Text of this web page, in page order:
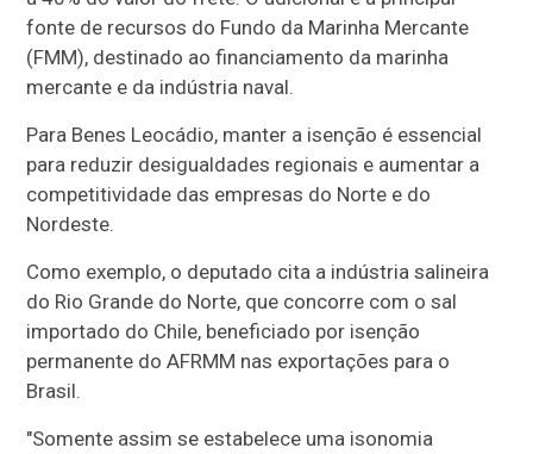
fonte de recursos do Fundo da Marinha Mercante
(FMM), destinado ao financiamento da marinha
mercante e da indústria naval.
Para Benes Leocádio, manter a isenção é essencial
para reduzir desigualdades regionais e aumentar a
competitividade das empresas do Norte e do
Nordeste.
Como exemplo, o deputado cita a indústria salineira
do Rio Grande do Norte, que concorre com o sal
importado do Chile, beneficiado por isenção
permanente do AFRMM nas exportações para o
Brasil.
"Somente assim se estabelece uma isonomia